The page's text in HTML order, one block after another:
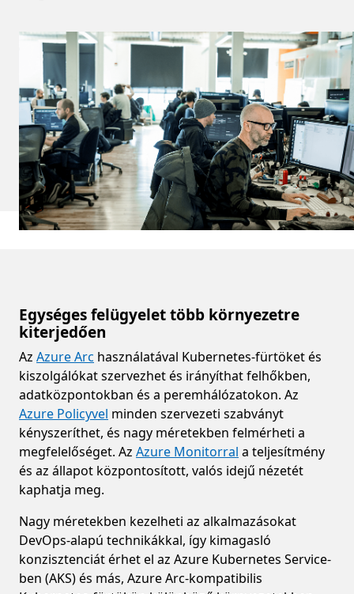
Egységes felügyelet több környezetre
kiterjedően
Az Azure Arc használatával Kubernetes-fürtöket és
kiszolgálókat szervezhet és irányíthat felhőkben,
adatközpontokban és a peremhálózatokon. Az
Azure Policyvel minden szervezeti szabványt
kényszeríthet, és nagy méretekben felmérheti a
megfelelőséget. Az Azure Monitorral a teljesítmény
és az állapot központosított, valós idejű nézetét
kaphatja meg.
Nagy méretekben kezelheti az alkalmazásokat
DevOps-alapú technikákkal, így kimagasló
konzisztenciát érhet el az Azure Kubernetes Service-
ben (AKS) és más, Azure Arc-kompatibilis